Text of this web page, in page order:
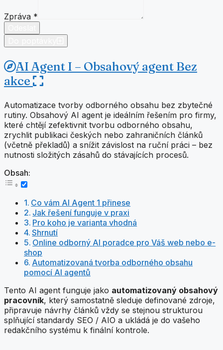
Zpráva *
AI Agent I – Obsahový agent Bez
akce
Automatizace tvorby odborného obsahu bez zbytečné
rutiny. Obsahový AI agent je ideálním řešením pro firmy,
které chtějí zefektivnit tvorbu odborného obsahu,
zrychlit publikaci českých nebo zahraničních článků
(včetně překladů) a snížit závislost na ruční práci – bez
nutnosti složitých zásahů do stávajících procesů.
Obsah:
Co vám AI Agent 1 přinese
Jak řešení funguje v praxi
Pro koho je varianta vhodná
Shrnutí
Online odborný AI poradce pro Váš web nebo e-
shop
Automatizovaná tvorba odborného obsahu
pomocí AI agentů
Tento AI agent funguje jako automatizovaný obsahový
pracovník, který samostatně sleduje definované zdroje,
připravuje návrhy článků vždy se stejnou strukturou
splňující standardy SEO / AIO a ukládá je do vašeho
redakčního systému k finální kontrole.